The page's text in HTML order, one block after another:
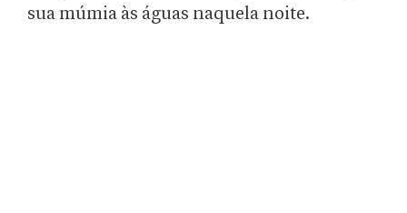
sua múmia às águas naquela noite.